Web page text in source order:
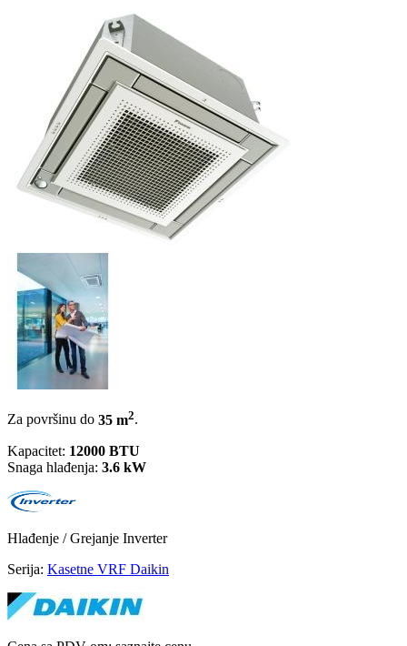
Za površinu do 35 m2.
Kapacitet: 12000 BTU
Snaga hlađenja: 3.6 kW
Hlađenje / Grejanje Inverter
Serija: Kasetne VRF Daikin